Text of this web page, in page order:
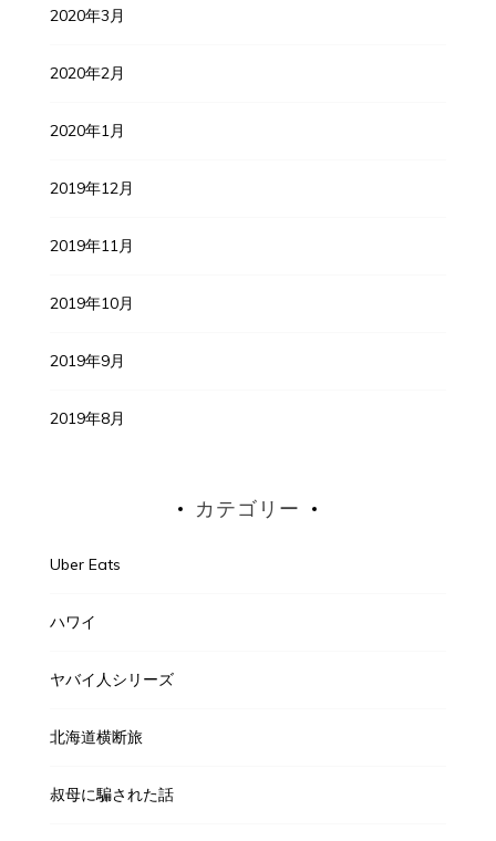
2020年3月
2020年2月
2020年1月
2019年12月
2019年11月
2019年10月
2019年9月
2019年8月
カテゴリー
Uber Eats
ハワイ
ヤバイ人シリーズ
北海道横断旅
叔母に騙された話